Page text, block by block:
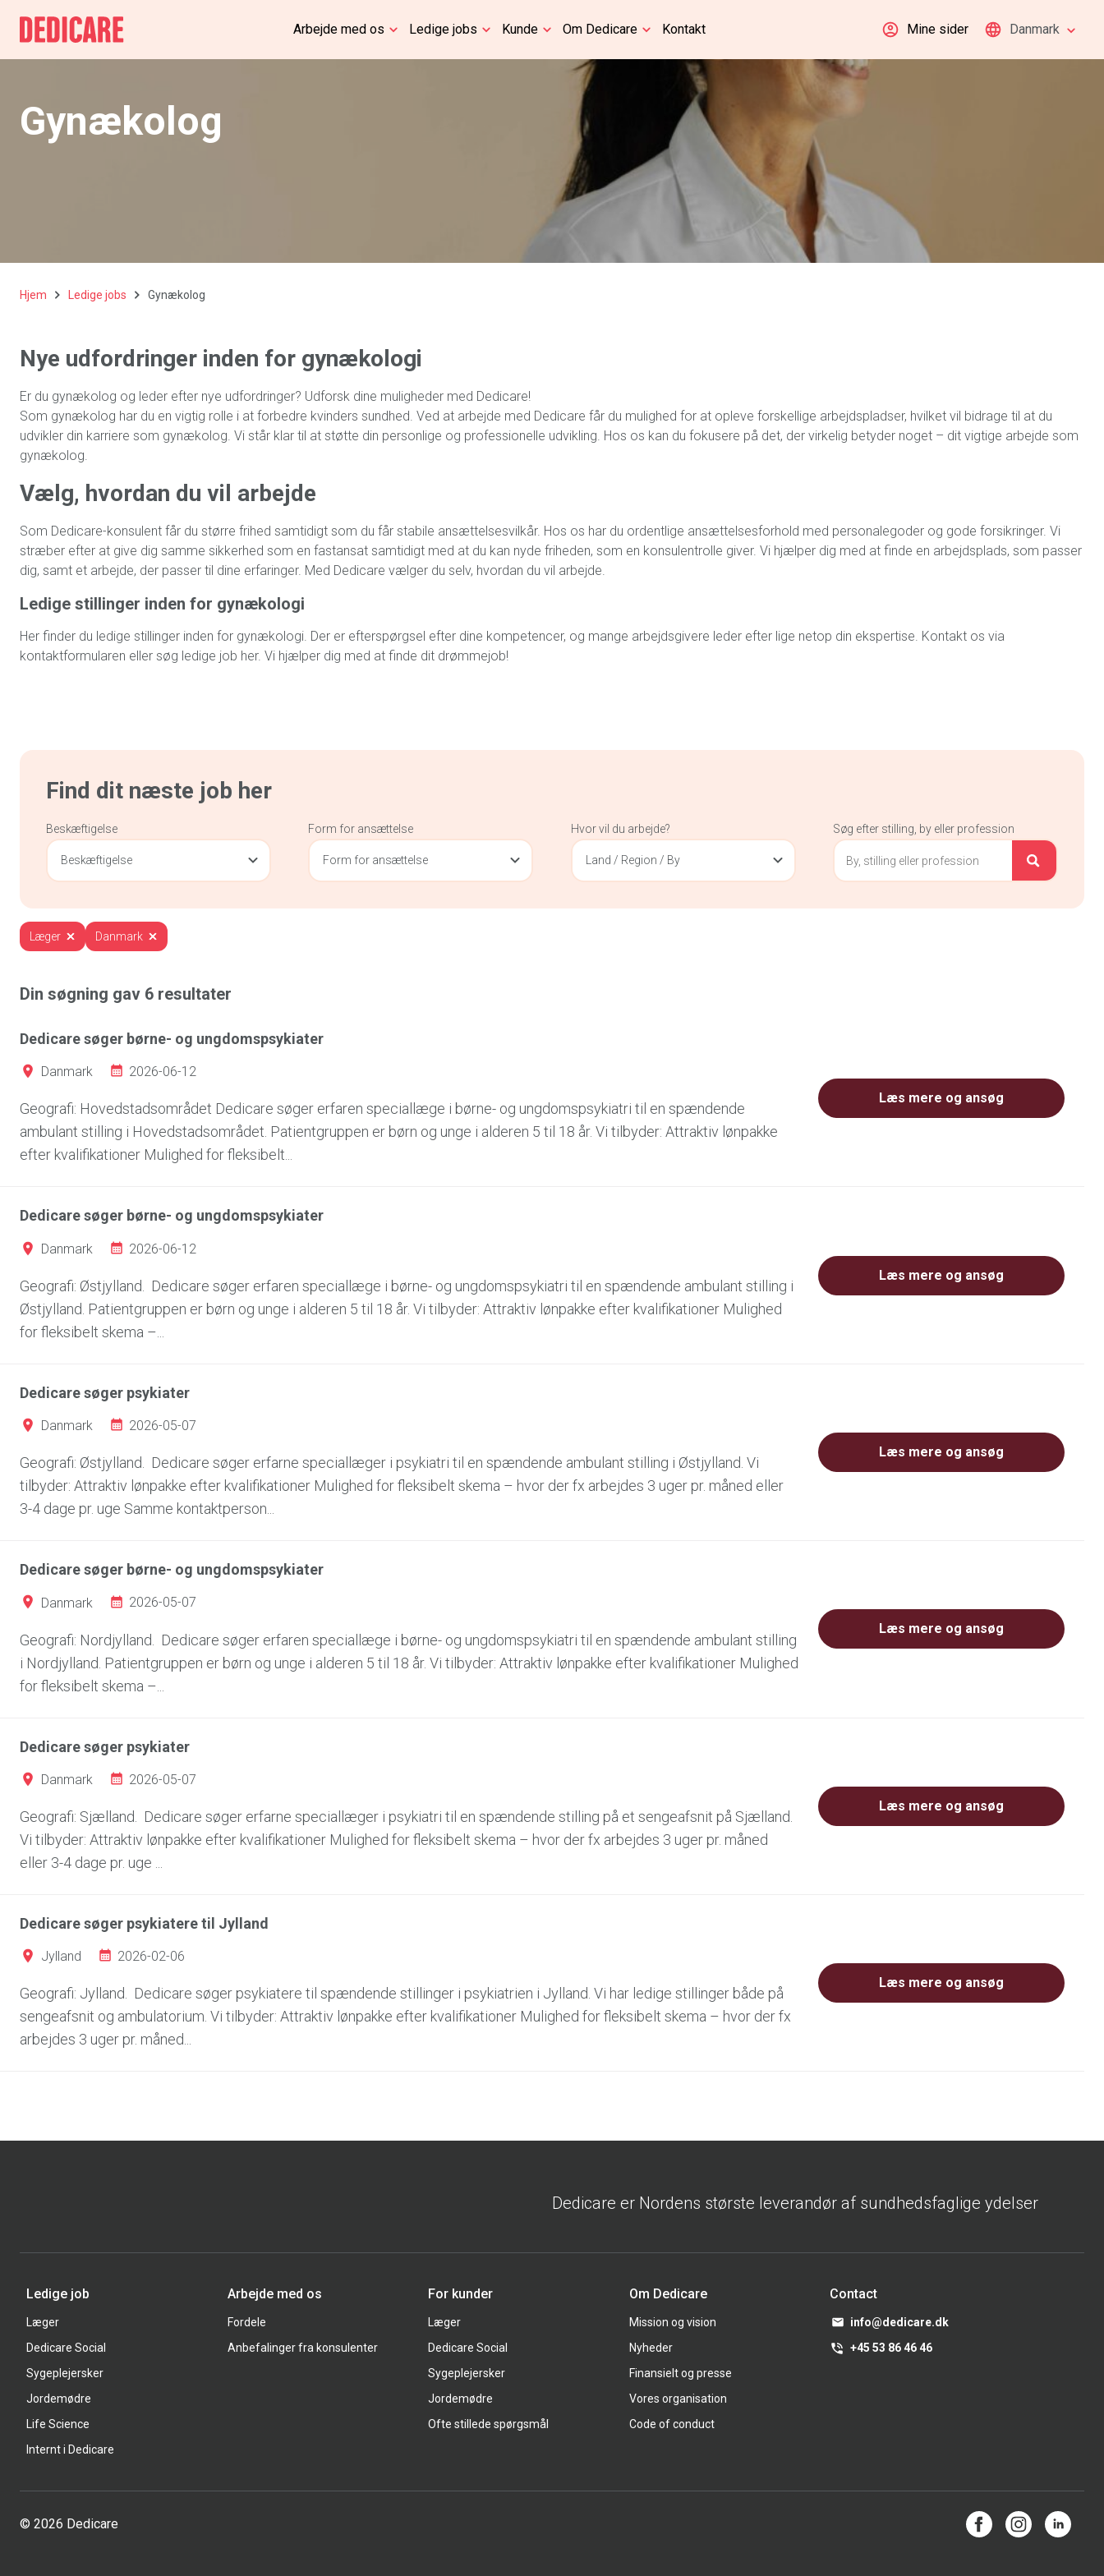
Arbejde med os Ledige jobs Kunde Om Dedicare Kontakt Mine sider Danmark
Gynækolog
Hjem Ledige jobs Gynækolog
Nye udfordringer inden for gynækologi
Er du gynækolog og leder efter nye udfordringer? Udforsk dine muligheder med Dedicare!
Som gynækolog har du en vigtig rolle i at forbedre kvinders sundhed. Ved at arbejde med Dedicare får du mulighed for at opleve forskellige arbejdspladser, hvilket vil bidrage til at du
udvikler din karriere som gynækolog. Vi står klar til at støtte din personlige og professionelle udvikling. Hos os kan du fokusere på det, der virkelig betyder noget – dit vigtige arbejde som
gynækolog.
Vælg, hvordan du vil arbejde
Som Dedicare-konsulent får du større frihed samtidigt som du får stabile ansættelsesvilkår. Hos os har du ordentlige ansættelsesforhold med personalegoder og gode forsikringer. Vi
stræber efter at give dig samme sikkerhed som en fastansat samtidigt med at du kan nyde friheden, som en konsulentrolle giver. Vi hjælper dig med at finde en arbejdsplads, som passer
dig, samt et arbejde, der passer til dine erfaringer. Med Dedicare vælger du selv, hvordan du vil arbejde.
Ledige stillinger inden for gynækologi
Her finder du ledige stillinger inden for gynækologi. Der er efterspørgsel efter dine kompetencer, og mange arbejdsgivere leder efter lige netop din ekspertise. Kontakt os via
kontaktformularen eller søg ledige job her. Vi hjælper dig med at finde dit drømmejob!
Find dit næste job her
Beskæftigelse
Beskæftigelse
Form for ansættelse
Form for ansættelse
Hvor vil du arbejde?
Land / Region / By
Søg efter stilling, by eller profession
Læger Danmark
Din søgning gav 6 resultater
Dedicare søger børne- og ungdomspsykiater
Danmark 2026-06-12
Geografi: Hovedstadsområdet Dedicare søger erfaren speciallæge i børne- og ungdomspsykiatri til en spændende
ambulant stilling i Hovedstadsområdet. Patientgruppen er børn og unge i alderen 5 til 18 år. Vi tilbyder: Attraktiv lønpakke
efter kvalifikationer Mulighed for fleksibelt...
Læs mere og ansøg
Dedicare søger børne- og ungdomspsykiater
Danmark 2026-06-12
Geografi: Østjylland. Dedicare søger erfaren speciallæge i børne- og ungdomspsykiatri til en spændende ambulant stilling i
Østjylland. Patientgruppen er børn og unge i alderen 5 til 18 år. Vi tilbyder: Attraktiv lønpakke efter kvalifikationer Mulighed
for fleksibelt skema –...
Læs mere og ansøg
Dedicare søger psykiater
Danmark 2026-05-07
Geografi: Østjylland. Dedicare søger erfarne speciallæger i psykiatri til en spændende ambulant stilling i Østjylland. Vi
tilbyder: Attraktiv lønpakke efter kvalifikationer Mulighed for fleksibelt skema – hvor der fx arbejdes 3 uger pr. måned eller
3-4 dage pr. uge Samme kontaktperson...
Læs mere og ansøg
Dedicare søger børne- og ungdomspsykiater
Danmark 2026-05-07
Geografi: Nordjylland. Dedicare søger erfaren speciallæge i børne- og ungdomspsykiatri til en spændende ambulant stilling
i Nordjylland. Patientgruppen er børn og unge i alderen 5 til 18 år. Vi tilbyder: Attraktiv lønpakke efter kvalifikationer Mulighed
for fleksibelt skema –...
Læs mere og ansøg
Dedicare søger psykiater
Danmark 2026-05-07
Geografi: Sjælland. Dedicare søger erfarne speciallæger i psykiatri til en spændende stilling på et sengeafsnit på Sjælland.
Vi tilbyder: Attraktiv lønpakke efter kvalifikationer Mulighed for fleksibelt skema – hvor der fx arbejdes 3 uger pr. måned
eller 3-4 dage pr. uge ...
Læs mere og ansøg
Dedicare søger psykiatere til Jylland
Jylland 2026-02-06
Geografi: Jylland. Dedicare søger psykiatere til spændende stillinger i psykiatrien i Jylland. Vi har ledige stillinger både på
sengeafsnit og ambulatorium. Vi tilbyder: Attraktiv lønpakke efter kvalifikationer Mulighed for fleksibelt skema – hvor der fx
arbejdes 3 uger pr. måned...
Læs mere og ansøg
Dedicare er Nordens største leverandør af sundhedsfaglige ydelser
Ledige job
Læger
Dedicare Social
Sygeplejersker
Jordemødre
Life Science
Internt i Dedicare
Arbejde med os
Fordele
Anbefalinger fra konsulenter
For kunder
Læger
Dedicare Social
Sygeplejersker
Jordemødre
Ofte stillede spørgsmål
Om Dedicare
Mission og vision
Nyheder
Finansielt og presse
Vores organisation
Code of conduct
Contact
info@dedicare.dk
+45 53 86 46 46
© 2026 Dedicare